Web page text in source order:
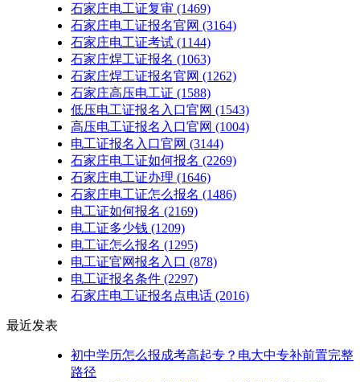
石家庄电工证复审 (1469)
石家庄电工证报名官网 (3164)
石家庄电工证考试 (1144)
石家庄焊工证报名 (1063)
石家庄焊工证报名官网 (1262)
石家庄高压电工证 (1588)
低压电工证报名入口官网 (1543)
高压电工证报名入口官网 (1004)
电工证报名入口官网 (3144)
石家庄电工证如何报名 (2269)
石家庄电工证办理 (1646)
石家庄电工证怎么报名 (1486)
电工证如何报名 (2169)
电工证多少钱 (1209)
电工证怎么报名 (1295)
电工证官网报名入口 (878)
电工证报名条件 (2297)
石家庄电工证报名点电话 (2016)
最近发表
初中学历怎么报成考高起专？电大中专补前置完整
路径